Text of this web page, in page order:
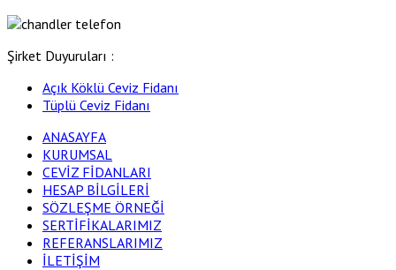
Şirket Duyuruları :
Açık Köklü Ceviz Fidanı
Tüplü Ceviz Fidanı
ANASAYFA
KURUMSAL
CEVİZ FİDANLARI
HESAP BİLGİLERİ
SÖZLEŞME ÖRNEĞİ
SERTİFİKALARIMIZ
REFERANSLARIMIZ
İLETİŞİM